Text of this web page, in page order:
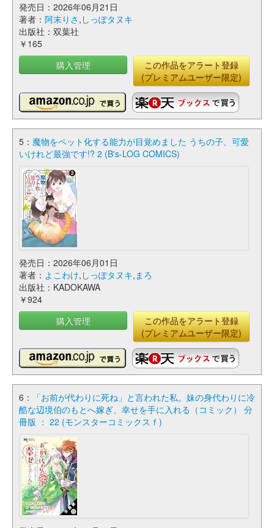
発売日：2026年06月21日
著者： 阿末りさ , しっぽタヌキ
出版社：双葉社
￥165
購入管理
この作品をアラート登録
(プレミアムユーザー限定)
5： 魔物をペット化する能力が目覚めました うちの子、可愛
いけれど最強です!? 2 (B's-LOG COMICS)
発売日：2026年06月01日
著者： よこわけ, しっぽタヌキ,まろ
出版社：KADOKAWA
￥924
購入管理
この作品をアラート登録
(プレミアムユーザー限定)
6：
「お前が代わりに死ね」と言われた私。妹の身代わりに冷
酷な辺境伯のもとへ嫁ぎ、幸せを手に入れる（コミック） 分
冊版 ： 22 (モンスターコミックスｆ)